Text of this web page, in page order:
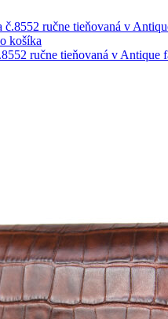
košíka
ručne tieňovaná v Antique